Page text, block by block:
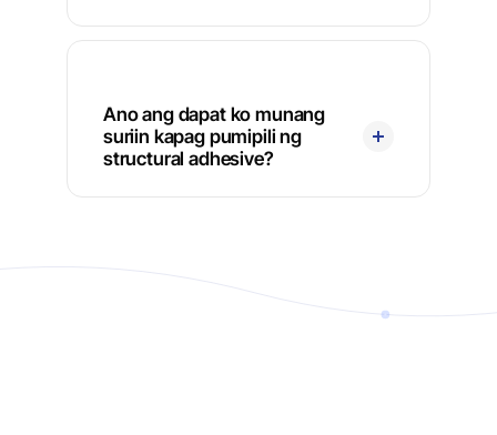
Ano ang dapat ko munang
suriin kapag pumipili ng
structural adhesive?